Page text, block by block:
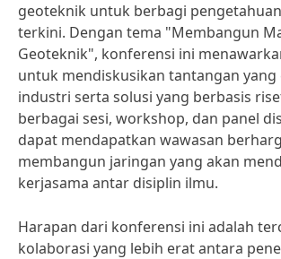
geoteknik untuk berbagi
terkini. Dengan tema "Membangun
Geoteknik", konferensi ini
untuk mendiskusikan tantangan yang
industri serta solusi yang berbasis
berbagai sesi, workshop, dan panel
dapat mendapatkan wawasan
membangun jaringan yang akan
kerjasama antar disiplin ilmu.
Harapan dari konferensi ini adalah
kolaborasi yang lebih erat antara